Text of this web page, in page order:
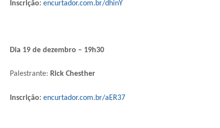
Inscrição: encurtador.com.br/dhinY
Dia 19 de dezembro – 19h30
Palestrante: Rick Chesther
Inscrição: encurtador.com.br/aER37